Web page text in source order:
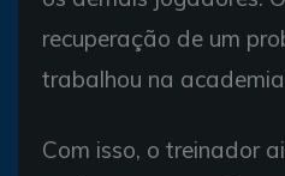
recuperação de um
trabalhou na
Com isso, o treinador